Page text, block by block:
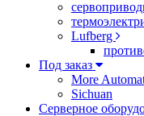
Lufberg
Под заказ
More
Sichuan
Серверное